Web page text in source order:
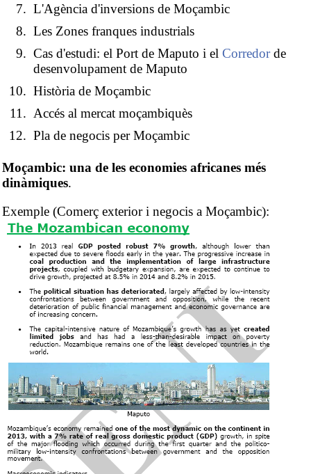
L'Agència d'inversions de Moçambic
Les Zones franques industrials
Cas d'estudi: el Port de Maputo i el Corredorde
desenvolupament de Maputo
Història de Moçambic
Accés al mercat moçambiquès
Pla de negocis per Moçambic
Moçambic: una de les economies africanes més
dinàmiques.
Exemple (Comerç exterior i negocis a Moçambic):